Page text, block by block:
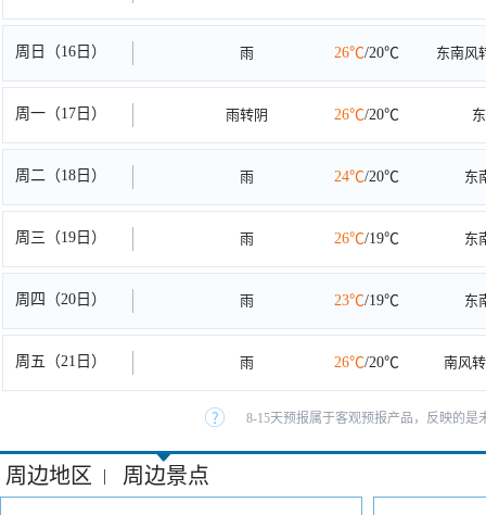
周日（16日） 雨 26℃/20℃ 东南风
周一（17日） 雨转阴 26℃/20℃
周二（18日） 雨 24℃/20℃ 东
周三（19日） 雨 26℃/19℃ 东
周四（20日） 雨 23℃/19℃ 东
周五（21日） 雨 26℃/20℃ 南风
8-15天预报属于客观预报产品，反映的
周边地区 | 周边景点